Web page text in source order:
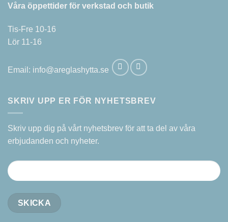
Våra öppettider för verkstad och butik
Tis-Fre 10-16
Lör 11-16
Email: info@areglashytta.se
SKRIV UPP ER FÖR NYHETSBREV
Skriv upp dig på vårt nyhetsbrev för att ta del av våra
erbjudanden och nyheter.